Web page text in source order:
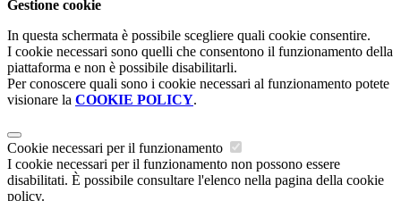
Gestione cookie
In questa schermata è possibile scegliere quali cookie consentire.
I cookie necessari sono quelli che consentono il funzionamento della
piattaforma e non è possibile disabilitarli.
Per conoscere quali sono i cookie necessari al funzionamento potete
visionare la COOKIE POLICY.
Cookie necessari per il funzionamento
I cookie necessari per il funzionamento non possono essere
disabilitati. È possibile consultare l'elenco nella pagina della cookie
policy.